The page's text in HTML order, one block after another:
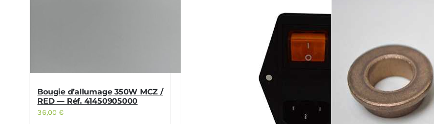
Bougie d’allumage 350W MCZ /
RED — Réf. 41450905000
36,00 €